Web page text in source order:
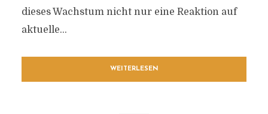
dieses Wachstum nicht nur eine Reaktion auf
aktuelle...
WEITERLESEN